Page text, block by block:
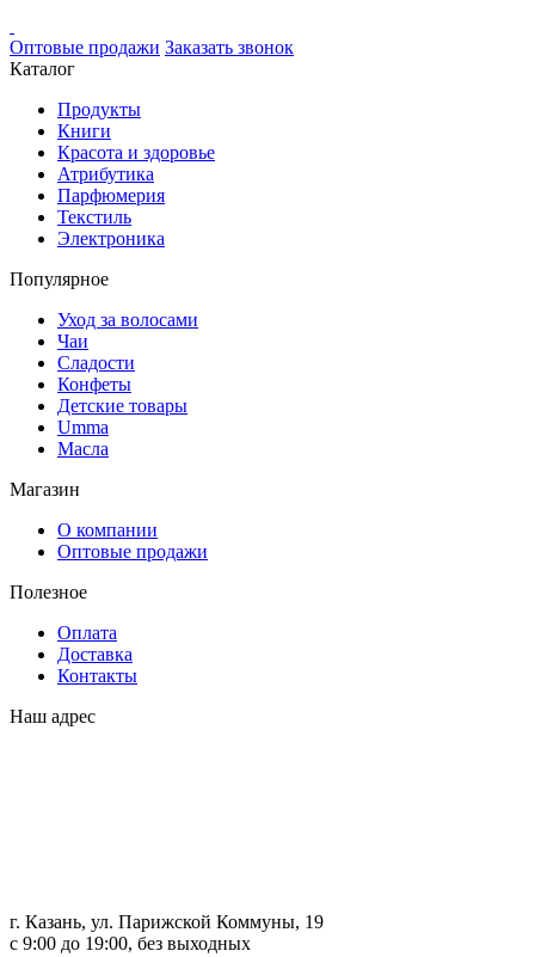
Оптовые продажи Заказать звонок
Каталог
Продукты
Книги
Красота и здоровье
Атрибутика
Парфюмерия
Текстиль
Электроника
Популярное
Уход за волосами
Чаи
Сладости
Конфеты
Детские товары
Umma
Масла
Магазин
О компании
Оптовые продажи
Полезное
Оплата
Доставка
Контакты
Наш адрес
г. Казань, ул. Парижской Коммуны, 19
с 9:00 до 19:00, без выходных